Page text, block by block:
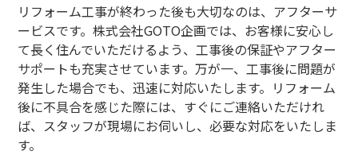
リフォーム工事が終わった後も大切なのは、アフターサ
ービスです。株式会社GOTO企画では、お客様に安心し
て長く住んでいただけるよう、工事後の保証やアフター
サポートも充実させています。万が一、工事後に問題が
発生した場合でも、迅速に対応いたします。リフォーム
後に不具合を感じた際には、すぐにご連絡いただけれ
ば、スタッフが現場にお伺いし、必要な対応をいたしま
す。